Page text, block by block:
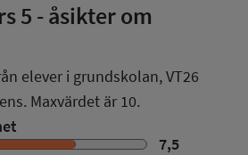
5 - åsikter om
elever i grundskolan,VT26
Maxvärdet är 10.
7,5